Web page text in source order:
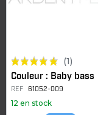
(1)
Couleur : Baby bass
REF 61052-009
12 en stock